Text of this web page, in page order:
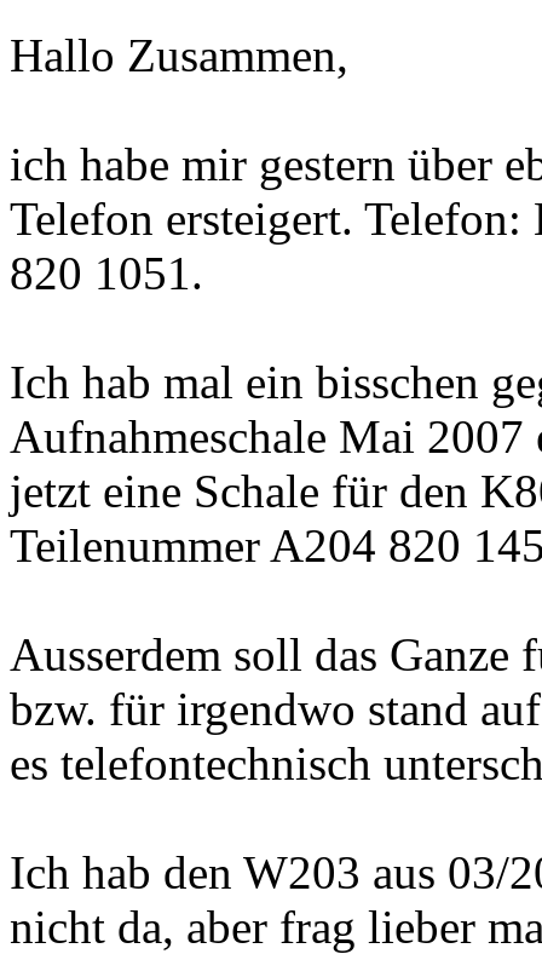
Hallo Zusammen,
ich habe mir gestern über
Telefon ersteigert.
820 1051.
Ich hab mal ein bisschen
Aufnahmeschale Mai
jetzt eine Schale für den
Teilenummer A204 820
Ausserdem soll das Ganze
bzw. für irgendwo stand
es telefontechnisch
Ich hab den W203 aus 03/
nicht da, aber frag lieber